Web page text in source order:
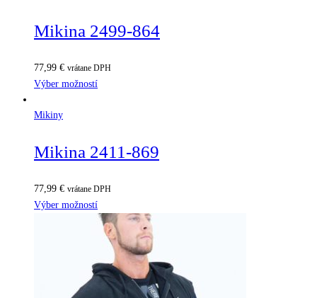
Mikina 2499-864
77,99 € vrátane DPH
Výber možností
Mikiny
Mikina 2411-869
77,99 € vrátane DPH
Výber možností